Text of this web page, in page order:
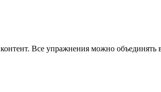
Все упражнения можно